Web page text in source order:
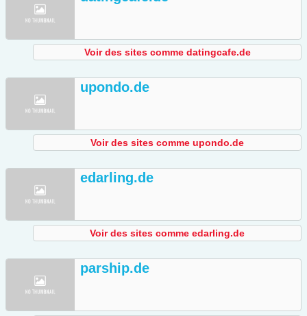
Voir des sites comme datingcafe.de
upondo.de
Voir des sites comme upondo.de
edarling.de
Voir des sites comme edarling.de
parship.de